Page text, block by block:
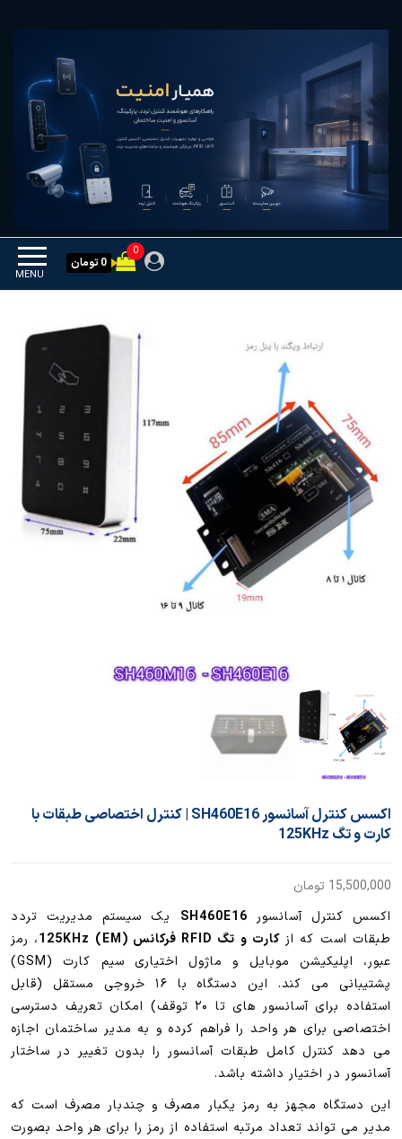
همیار امنیت
MENU
0
0 تومان
اکسس کنترل آسانسور SH460E16 | کنترل اختصاصی طبقات با
کارت و تگ 125KHz
15,500,000 تومان
اکسس کنترل آسانسور SH460E16 یک سیستم مدیریت تردد
طبقات است که ازکارت و تگ RFID فرکانس 125KHz (EM)
، رمز
عبور، اپلیکیشن موبایل و ماژول اختیاری سیم کارت (GSM)
پشتیبانی می کند. این دستگاه با ۱۶ خروجی مستقل (قابل
استفاده برای آسانسور های تا ۲۰ توقف) امکان تعریف دسترسی
اختصاصی برای هر واحد را فراهم کرده و به مدیر ساختمان اجازه
می دهد کنترل کامل طبقات آسانسور را بدون تغییر در ساختار
آسانسور در اختیار داشته باشد.
این دستگاه مجهز به رمز یکبار مصرف و چندبار مصرف است که
مدیر می تواند تعداد مرتبه استفاده از رمز را برای هر واحد بصورت